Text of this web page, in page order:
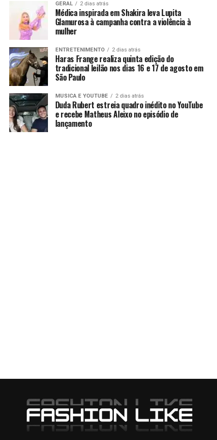
GERAL 2 dias atrás
Médica inspirada em Shakira leva Lupita
Glamurosa à campanha contra a violência à
mulher
ENTRETENIMENTO 2 dias atrás
Haras Frange realiza quinta edição do
tradicional leilão nos dias 16 e 17 de agosto em
São Paulo
MUSICA E YOUTUBE 2 dias atrás
Duda Rubert estreia quadro inédito no YouTube
e recebe Matheus Aleixo no episódio de
lançamento